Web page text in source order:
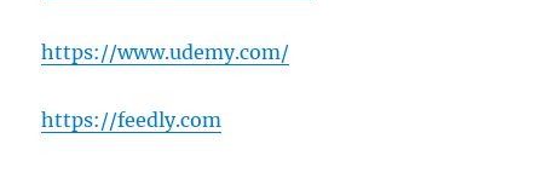
https://www.udemy.com/
https://feedly.com